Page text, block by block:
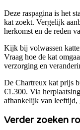
Deze raspagina is het
kat zoekt. Vergelijk
herkomst en de reden
Kijk bij volwassen
Vraag hoe de kat
verzorging en
De Chartreux kat prijs
€1.300. Via
afhankelijk van leeftijd,
Verder zoeken